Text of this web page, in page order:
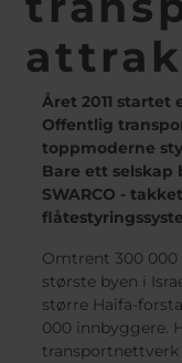
Året 2011 startet
Offentlig
toppmoderne
Bare ett
SWARCO -
Omtrent 300 000
største byen i
større Haifa-
000 innbyggere.